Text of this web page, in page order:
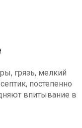
грязь, мелкий
постепенно
впитывание в